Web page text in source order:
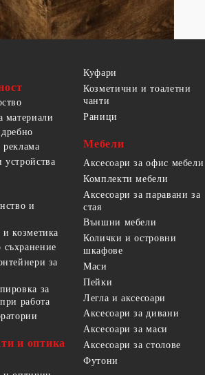
материали
и
козметика
за
за
работа
и оптика
Куфари
Козметични и тоалетни
чанти
Раници
Мебели
Аксесоари за офис мебели
Комплекти мебели
Аксесоари за паравани за
стая
Външни мебели
Колички и островни
шкафове
Маси
Пейки
Легла и аксесоари
Аксесоари за дивани
Аксесоари за маси
Аксесоари за столове
Футони